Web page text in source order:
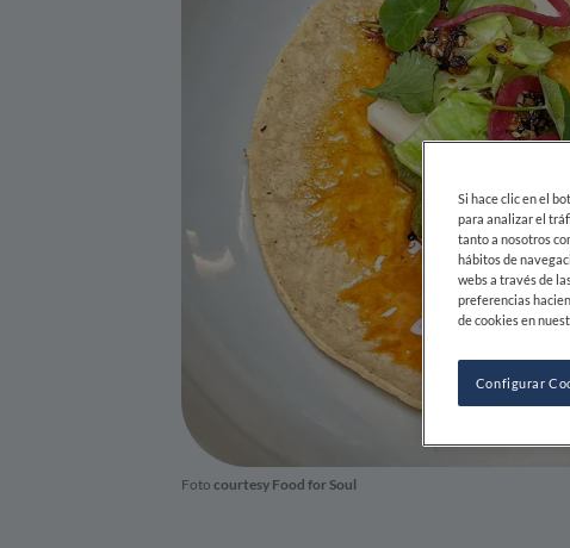
Foto courtesy Food for Soul
Si hace clic en el
para analizar el
tanto a nosotros
hábitos de
webs a través de
preferencias
de cookies en
Configurar